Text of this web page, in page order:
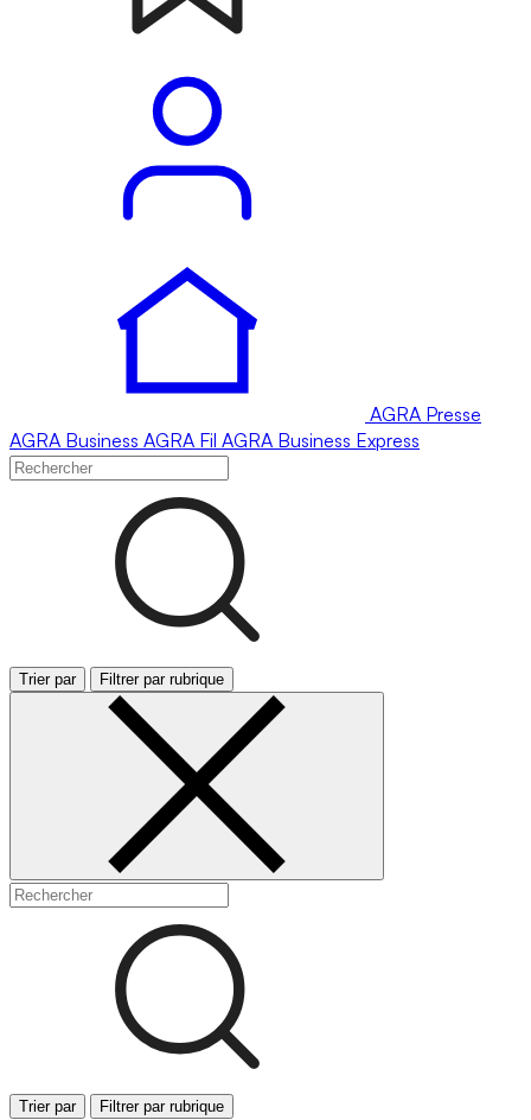
AGRA Presse
AGRA Business AGRA Fil AGRA Business Express
Trier par Filtrer par rubrique
Trier par Filtrer par rubrique